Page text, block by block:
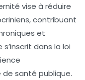
vise à réduire
contribuant
et
dans la loi
santé publique.